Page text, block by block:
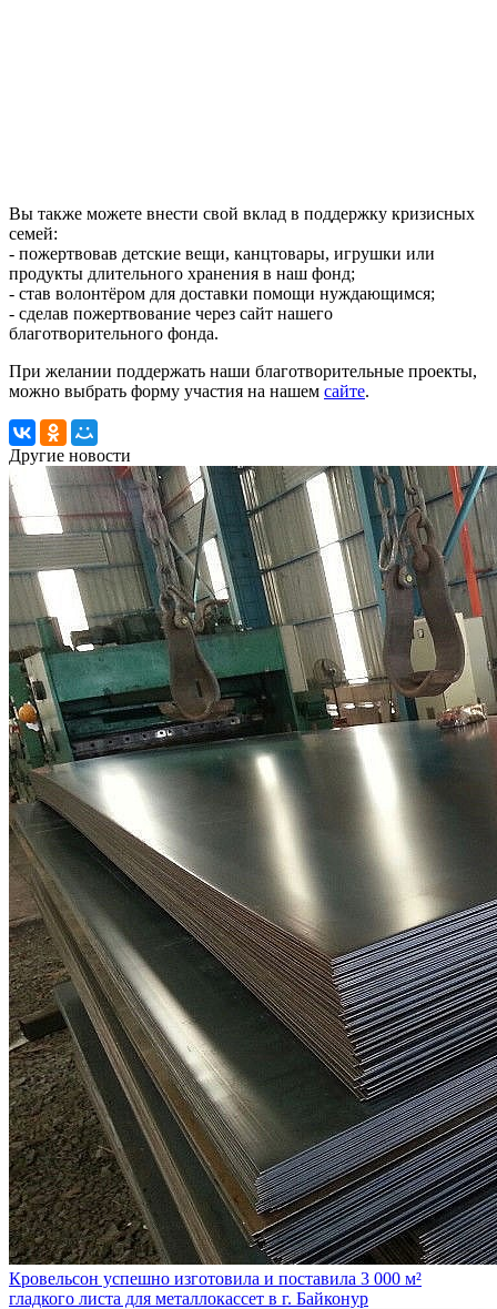
Вы также можете внести свой вклад в поддержку кризисных
семей:
- пожертвовав детские вещи, канцтовары, игрушки или
продукты длительного хранения в наш фонд;
- став волонтёром для доставки помощи нуждающимся;
- сделав пожертвование через сайт нашего
благотворительного фонда.
При желании поддержать наши благотворительные проекты,
можно выбрать форму участия на нашем сайте.
Другие новости
Кровельсон успешно изготовила и поставила 3 000 м²
гладкого листа для металлокассет в г. Байконур